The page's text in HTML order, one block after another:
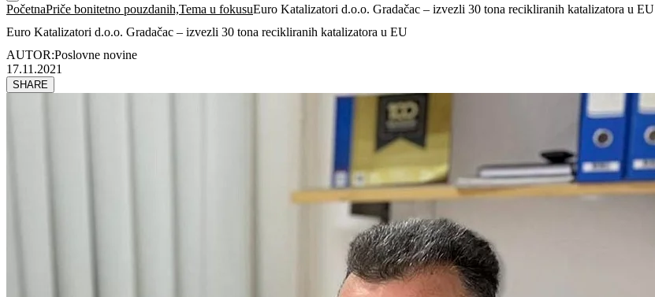
PočetnaPriče bonitetno pouzdanih,Tema u fokusuEuro Katalizatori d.o.o. Gradačac – izvezli 30 tona recikliranih katalizatora u EU
Euro Katalizatori d.o.o. Gradačac – izvezli 30 tona recikliranih katalizatora u EU
AUTOR:Poslovne novine
17.11.2021
SHARE